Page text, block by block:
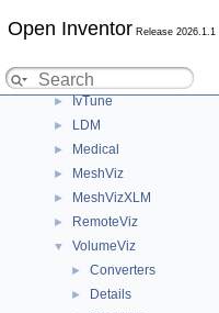
Open Inventor Release 2026.1.1
► DialogViz
► Inventor
► IvTune
► LDM
► Medical
► MeshViz
► MeshVizXLM
► RemoteViz
▼ VolumeViz
► Converters
► Details